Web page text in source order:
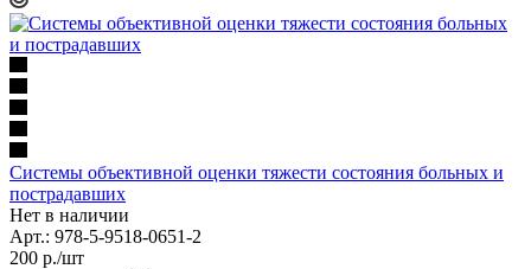
Системы объективной оценки тяжести состояния больных и
пострадавших
Нет в наличии
Арт.: 978-5-9518-0651-2
200 р./шт